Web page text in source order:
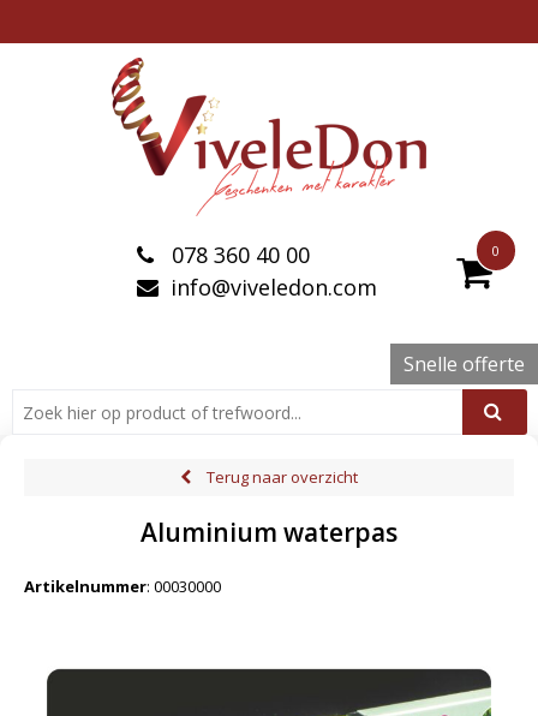
0
078 360 40 00
info@viveledon.com
Snelle offerte
Terug naar overzicht
Aluminium waterpas
Artikelnummer: 00030000